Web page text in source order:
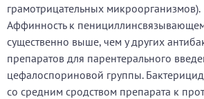
грамотрицательных микроорганизмов).
Аффинность к
существенно выше, чем у других
препаратов для парентерального
цефалоспориновой группы.
со средним сродством препарата к